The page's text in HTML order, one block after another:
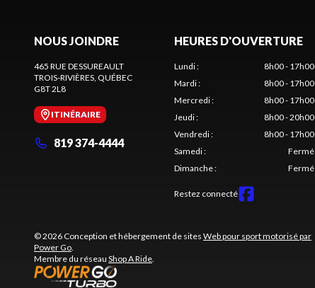
NOUS JOINDRE
465 RUE DESSUREAULT
TROIS-RIVIÈRES , QUÉBEC
G8T 2L8
ITINÉRAIRE
819 374-4444
HEURES D'OUVERTURE
Lundi:
8h00 - 17h00
Mardi:
8h00 - 17h00
Mercredi:
8h00 - 17h00
Jeudi:
8h00 - 20h00
Vendredi:
8h00 - 17h00
Samedi:
Fermé
Dimanche: Fermé
Restez connecté
© 2026 Conception et hébergement de sites Web pour sport motorisé par
Power Go
Membre du réseau Shop A Ride